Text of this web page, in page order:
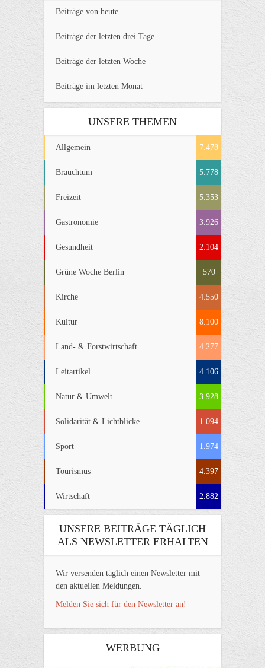
Beiträge von heute
Beiträge der letzten drei Tage
Beiträge der letzten Woche
Beiträge im letzten Monat
UNSERE THEMEN
Allgemein 7.478
Brauchtum 5.778
Freizeit 5.353
Gastronomie 3.926
Gesundheit 2.104
Grüne Woche Berlin 570
Kirche 4.550
Kultur 8.100
Land- & Forstwirtschaft 4.277
Leitartikel 4.106
Natur & Umwelt 3.928
Solidarität & Lichtblicke 1.094
Sport 1.974
Tourismus 4.397
Wirtschaft 2.882
UNSERE BEITRÄGE TÄGLICH
ALS NEWSLETTER ERHALTEN
Wir versenden täglich einen Newsletter mit
den aktuellen Meldungen.
Melden Sie sich für den Newsletter an!
WERBUNG